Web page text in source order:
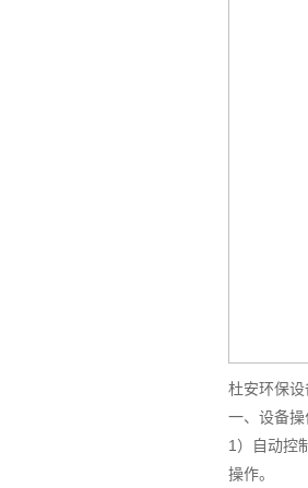
杜安环保
一、设备操
1）自动控
操作。